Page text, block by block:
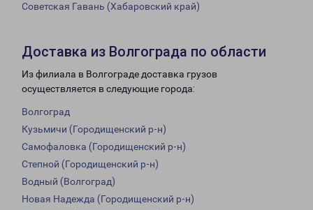
Советская Гавань (Хабаровский край)
Доставка из Волгограда по области
Из филиала в Волгограде доставка грузов
осуществляется в следующие города:
Волгоград
Кузьмичи (Городищенский р-н)
Самофаловка (Городищенский р-н)
Степной (Городищенский р-н)
Водный (Волгоград)
Новая Надежда (Городищенский р-н)